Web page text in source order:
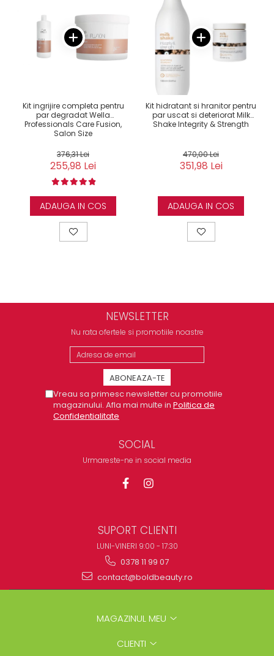
Kit ingrijire completa pentru
par degradat Wella
Professionals Care Fusion,
Salon Size
376,31 Lei
255,98 Lei
ADAUGA IN COS
Kit hidratant si hranitor pentru
par uscat si deteriorat Milk
Shake Integrity & Strength
470,00 Lei
351,98 Lei
ADAUGA IN COS
NEWSLETTER
Nu rata ofertele si promotiile noastre
Vreau sa primesc newsletter cu promotiile
magazinului. Afla mai multe in Politica de
Confidentialitate
SOCIAL
Urmareste-ne in social media
SUPORT CLIENTI
LUNI-VINERI 9:00 - 17:30
0378 11 99 07
contact@boldbeauty.ro
MAGAZINUL MEU
CLIENTI